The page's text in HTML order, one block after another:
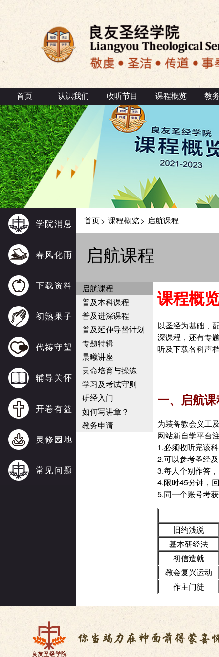
首页 认识我们 收听节目 课程概览 教
学院消息
春风化雨
下载资料
初熟果子
代祷守望
辅导关怀
开卷有益
灵修园地
常见问题
首页> 课程概览> 启航课程
启航课程
启航课程
普及本科课程
普及进深课程
普及延伸导督计划
专题特辑
晨曦讲座
灵命培育与操练
学习及考试守则
研经入门
如何写讲章？
教务申请
课程概
以圣经为基础，
深课程，还有专
听及下载各科声
一、启航
为装备教会义工
网站新自学平台
1.必须收听完该
2.可以参考圣经
3.每人个别作答
4.限时45分钟，
5.同一个账号考
旧约浅说
基本研经法
初信造就
教会复兴运动
作主门徒